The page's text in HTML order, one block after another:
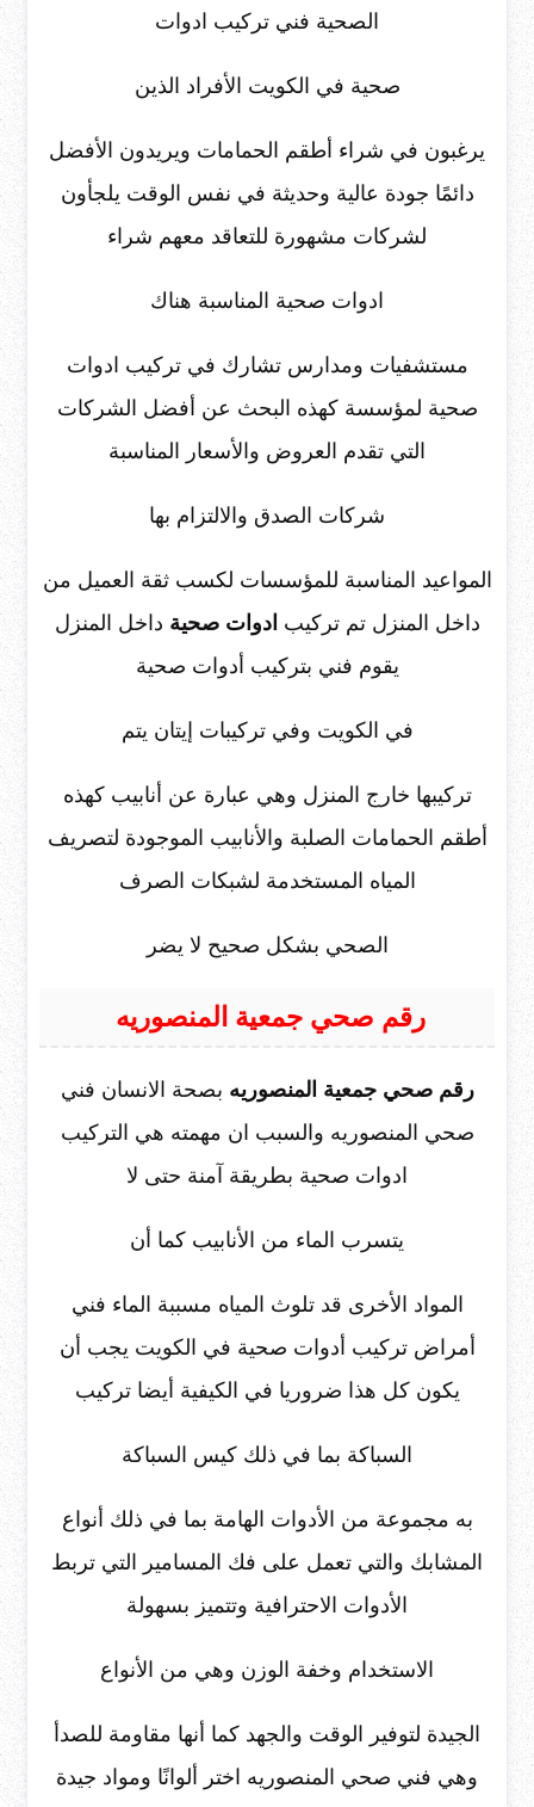
الصحية فني تركيب ادوات
صحية في الكويت الأفراد الذين
يرغبون في شراء أطقم الحمامات ويريدون الأفضل
دائمًا جودة عالية وحديثة في نفس الوقت يلجأون
لشركات مشهورة للتعاقد معهم شراء
ادوات صحية المناسبة هناك
مستشفيات ومدارس تشارك في تركيب ادوات
صحية لمؤسسة كهذه البحث عن أفضل الشركات
التي تقدم العروض والأسعار المناسبة
شركات الصدق والالتزام بها
المواعيد المناسبة للمؤسسات لكسب ثقة العميل من
داخل المنزل تم تركيب ادوات صحية داخل المنزل
يقوم فني بتركيب أدوات صحية
في الكويت وفي تركيبات إيتان يتم
تركيبها خارج المنزل وهي عبارة عن أنابيب كهذه
أطقم الحمامات الصلبة والأنابيب الموجودة لتصريف
المياه المستخدمة لشبكات الصرف
الصحي بشكل صحيح لا يضر
رقم صحي جمعية المنصوريه
رقم صحي جمعية المنصوريه بصحة الانسان فني
صحي المنصوريه والسبب ان مهمته هي التركيب
ادوات صحية بطريقة آمنة حتى لا
يتسرب الماء من الأنابيب كما أن
المواد الأخرى قد تلوث المياه مسببة الماء فني
أمراض تركيب أدوات صحية في الكويت يجب أن
يكون كل هذا ضروريا في الكيفية أيضا تركيب
السباكة بما في ذلك كيس السباكة
به مجموعة من الأدوات الهامة بما في ذلك أنواع
المشابك والتي تعمل على فك المسامير التي تربط
الأدوات الاحترافية وتتميز بسهولة
الاستخدام وخفة الوزن وهي من الأنواع
الجيدة لتوفير الوقت والجهد كما أنها مقاومة للصدأ
وهي فني صحي المنصوريه اختر ألوانًا ومواد جيدة